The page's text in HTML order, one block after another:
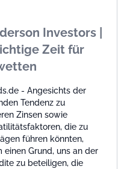
Investors |
Zeit für
- Angesichts der
Tendenz zu
Zinsen sowie
die zu
führen könnten,
einen Grund, uns an der
zu beteiligen, die